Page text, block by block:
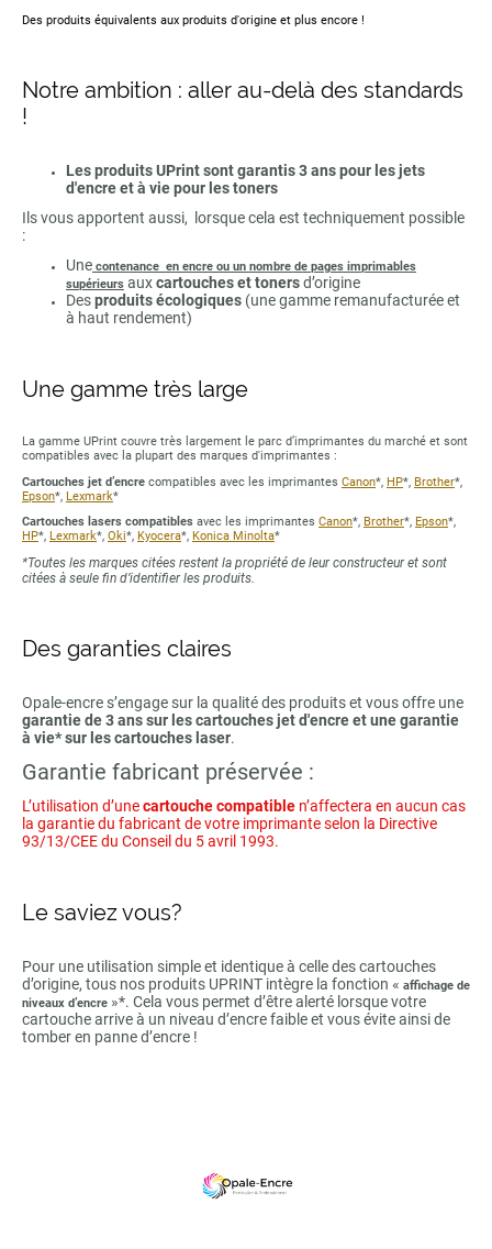
Des produits équivalents aux produits d'origine et plus encore !
Notre ambition : aller au-delà des standards
!
Les produits UPrint sont garantis 3 ans pour les jets
d'encre et à vie pour les toners
Ils vous apportent aussi, lorsque cela est techniquement possible
:
Une contenance en encre ou un nombre de pages imprimables
supérieurs auxcartouches et tonersd’origine
Desproduits écologiques (une gamme remanufacturée et
à haut rendement)
Une gamme très large
La gamme UPrint couvre très largement le parc d’imprimantes du marché et sont
compatibles avec la plupart des marques d'imprimantes :
Cartouches jet d’encre compatibles avec les imprimantes Canon*, HP*, Brother*,
Epson*, Lexmark*
Cartouches lasers compatibles avec les imprimantes Canon*, Brother*, Epson*,
HP*, Lexmark*, Oki*, Kyocera*, Konica Minolta*
*Toutes les marques citées restent la propriété de leur constructeur et sont
citées à seule fin d’identifier les produits.
Des garanties claires
Opale-encre s’engage sur la qualité des produits et vous offre une
garantie de 3 ans sur les cartouches jet d'encre et une garantie
à vie* sur les cartouches laser.
Garantie fabricant préservée :
L’utilisation d’unecartouche compatible n’affectera en aucun cas
la garantie du fabricant de votre imprimante selon la Directive
93/13/CEE du Conseil du 5 avril 1993.
Le saviez vous?
Pour une utilisation simple et identique à celle des cartouches
d’origine, tous nos produits UPRINT intègre la fonction « affichage de
niveaux d’encre »*. Cela vous permet d’être alerté lorsque votre
cartouche arrive à un niveau d’encre faible et vous évite ainsi de
tomber en panne d’encre !